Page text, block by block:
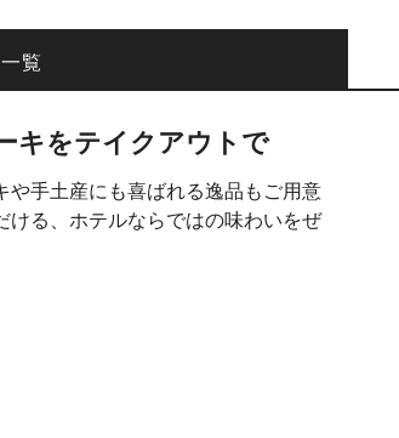
覧
キをテイクアウトで
や手土産にも喜ばれる逸品もご用意
ける、ホテルならではの味わいをぜ